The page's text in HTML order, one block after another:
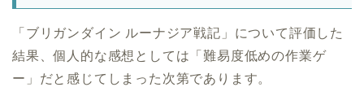
「ブリガンダイン ルーナジア戦記」について評価した
結果、個人的な感想としては「難易度低めの作業ゲ
ー」だと感じてしまった次第であります。